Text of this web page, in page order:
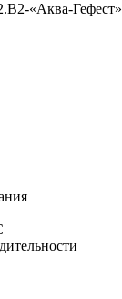
«Аква-Гефест»